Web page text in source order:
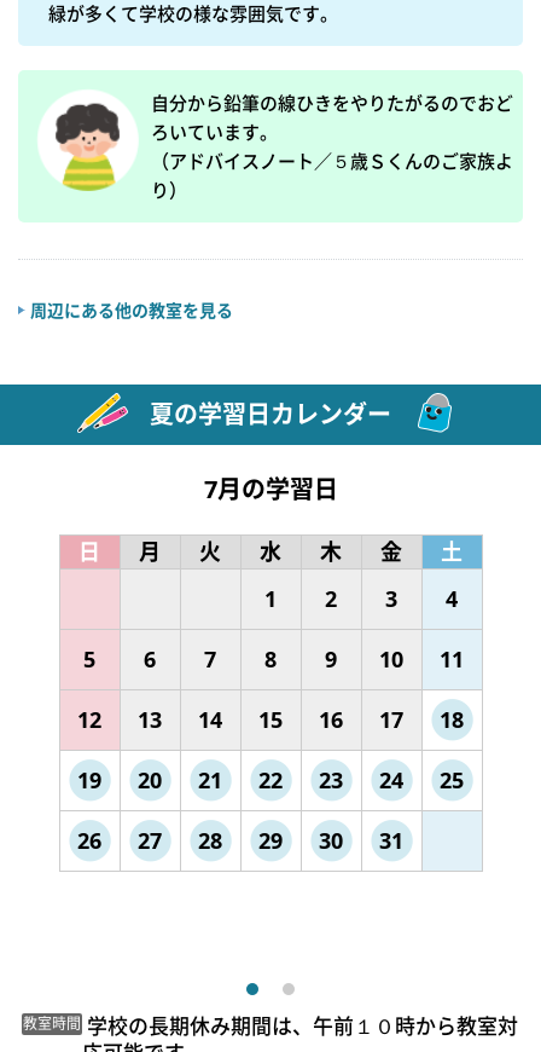
緑が多くて学校の様な雰囲気です。
自分から鉛筆の線ひきをやりたがるのでおど
ろいています。
（アドバイスノート／５歳Ｓくんのご家族よ
り）
周辺にある他の教室を見る
夏の学習日カレンダー
7月の学習日
日 月 火 水 木 金
土
1
2 3 4
5 6 7 8 9 10 11
12 13 14 15 16 17 18
19 20 21 22 23 24 25
26 27 28 29 30 31
教室時間 学校の長期休み期間は、午前１０時から教室対